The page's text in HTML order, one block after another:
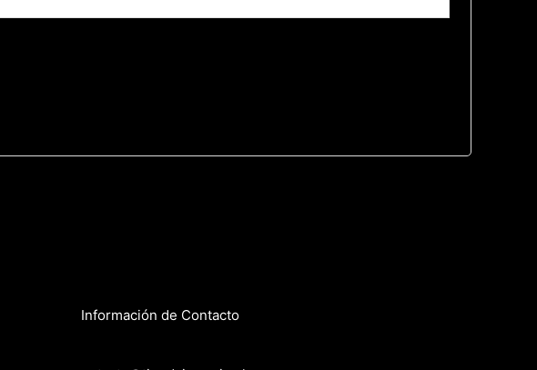
Información de Contacto